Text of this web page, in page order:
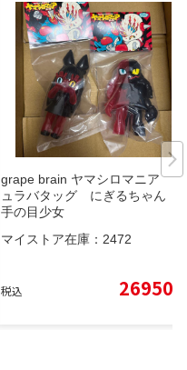
grape brain ヤマシロマニア シ
ュラバタッグ にぎるちゃん
手の目少女
マイストア在庫： 2472
税込 26950